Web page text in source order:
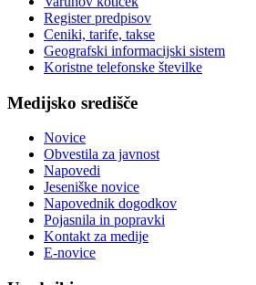
Register predpisov
Ceniki, tarife, takse
Geografski informacijski sistem
Koristne telefonske številke
Medijsko središče
Novice
Obvestila za javnost
Napovedi
Jeseniške novice
Napovednik dogodkov
Pojasnila in popravki
Kontakt za medije
E-novice